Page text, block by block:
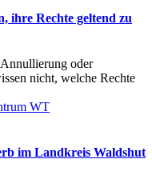
ihre Rechte geltend zu
oder
nicht, welche Rechte
im Landkreis Waldshut